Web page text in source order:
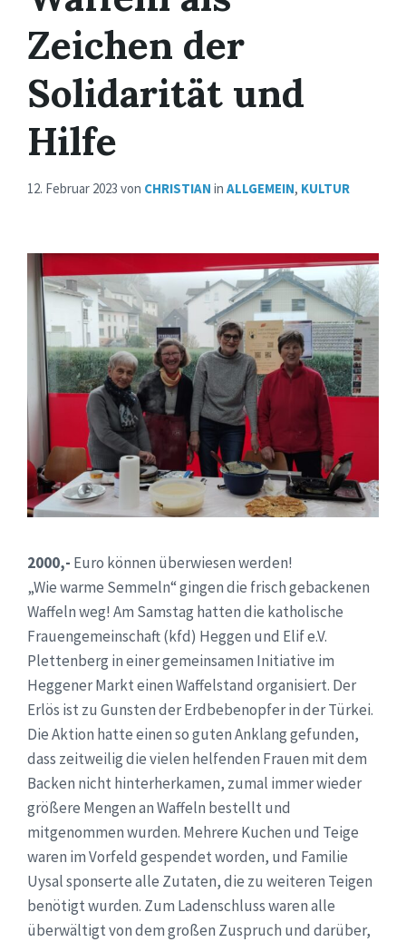
Zeichen der
Solidarität und
Hilfe
12. Februar 2023 von CHRISTIAN in ALLGEMEIN, KULTUR
2000,- Euro können überwiesen werden!
„Wie warme Semmeln“ gingen die frisch gebackenen
Waffeln weg! Am Samstag hatten die katholische
Frauengemeinschaft (kfd) Heggen und Elif e.V.
Plettenberg in einer gemeinsamen Initiative im
Heggener Markt einen Waffelstand organisiert. Der
Erlös ist zu Gunsten der Erdbebenopfer in der Türkei.
Die Aktion hatte einen so guten Anklang gefunden,
dass zeitweilig die vielen helfenden Frauen mit dem
Backen nicht hinterherkamen, zumal immer wieder
größere Mengen an Waffeln bestellt und
mitgenommen wurden. Mehrere Kuchen und Teige
waren im Vorfeld gespendet worden, und Familie
Uysal sponserte alle Zutaten, die zu weiteren Teigen
benötigt wurden. Zum Ladenschluss waren alle
überwältigt von dem großen Zuspruch und darüber,